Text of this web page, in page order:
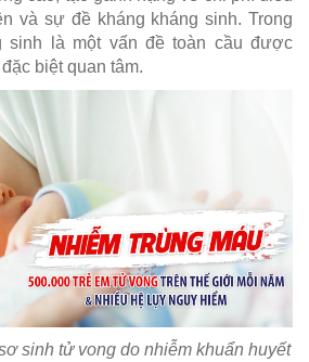
và sự đề kháng kháng sinh. Trong
sinh là một vấn đề toàn cầu được
biệt quan tâm.
sinh tử vong do nhiễm khuẩn huyết